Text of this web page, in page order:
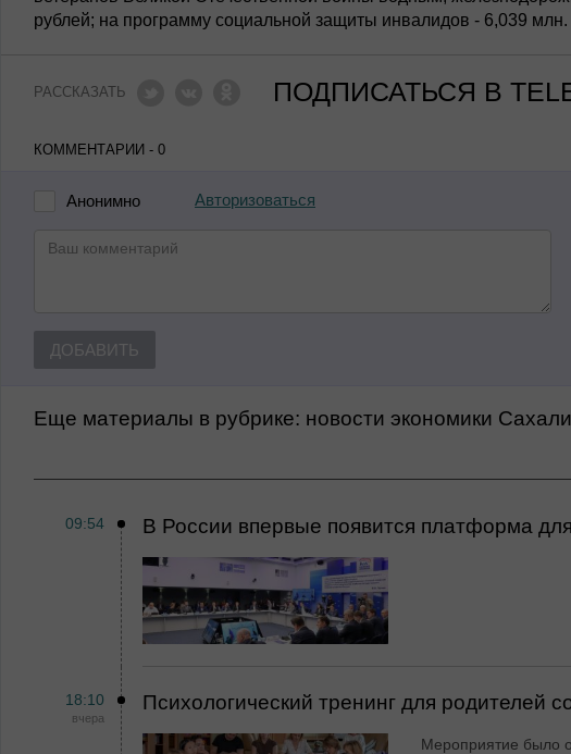
рублей; на программу социальной защиты инвалидов - 6,039 млн.
РАССКАЗАТЬ ПОДПИСАТЬСЯ В
КОММЕНТАРИИ - 0
Анонимно Авторизоваться
ДОБАВИТЬ
Еще материалы в рубрике: Новости экономики
09:54 В России впервые появится платформа
18:10
вчера
Психологический тренинг для родителей
Мероприятие было